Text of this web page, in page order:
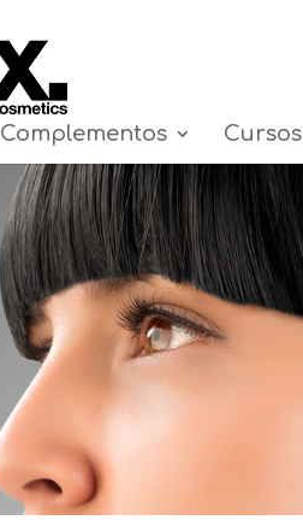
Complementos Cursos